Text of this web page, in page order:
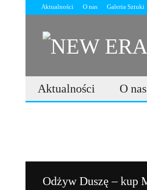
Aktualności O nas Galeria Sztuki
Aktualności O nas